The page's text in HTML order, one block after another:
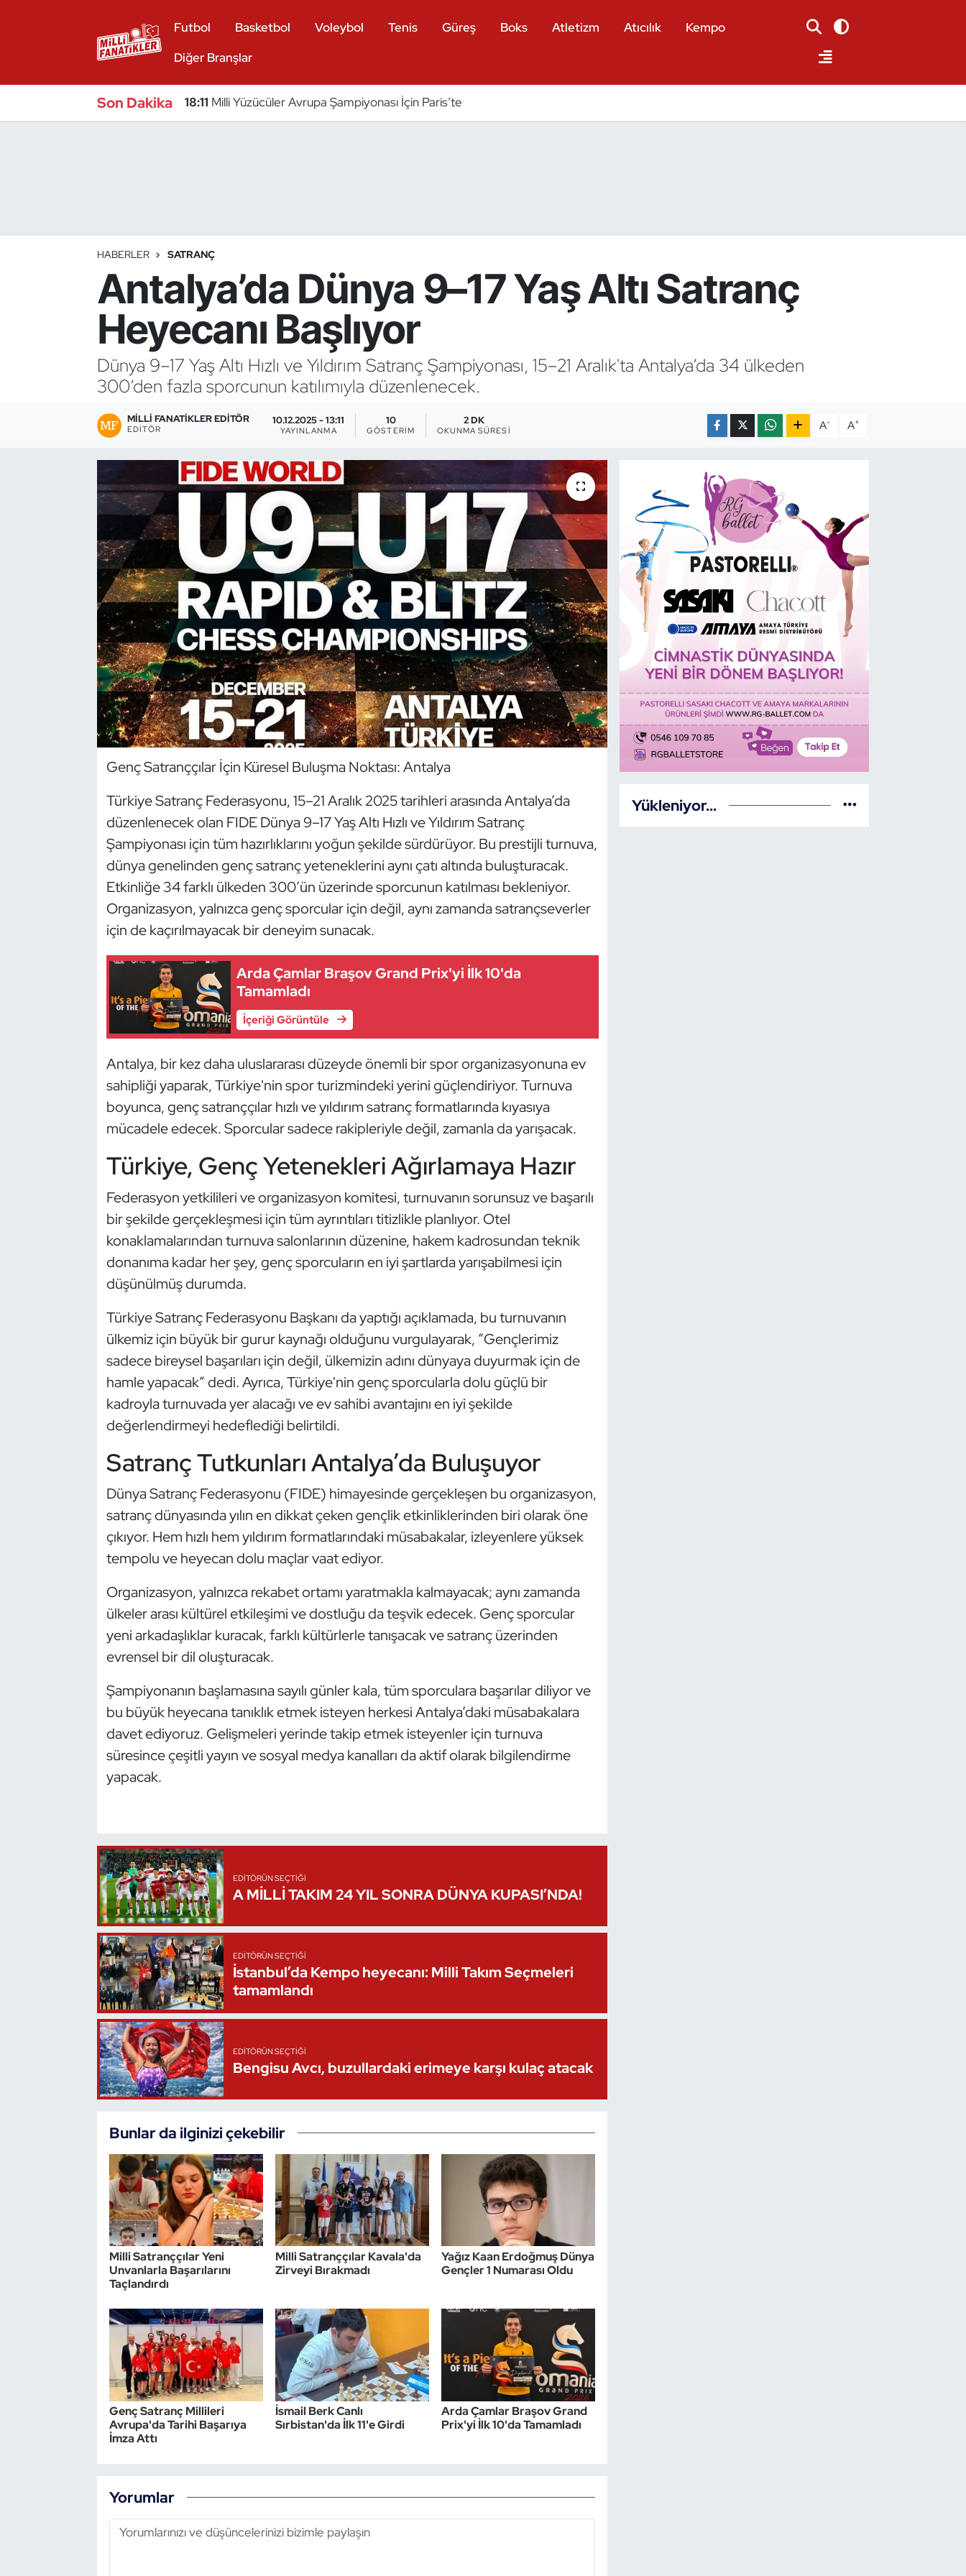
Futbol Basketbol Voleybol Tenis Güreş Boks Atletizm Atıcılık
Kempo
Diğer Branşlar
Son Dakika 18:11 Milli Yüzücüler Avrupa Şampiyonası İçin Paris’te
HABERLER SATRANÇ
Antalya’da Dünya 9–17 Yaş Altı Satranç
Heyecanı Başlıyor
Dünya 9–17 Yaş Altı Hızlı ve Yıldırım Satranç Şampiyonası, 15–21 Aralık'ta Antalya’da 34 ülkeden
300’den fazla sporcunun katılımıyla düzenlenecek.
MILLI FANATIKLER EDITÖR
EDITÖR
10.12.2025 - 13:11
YAYINLANMA
10
GÖSTERIM
2 DK
OKUNMA SÜRESI A- A+
Genç Satranççılar İçin Küresel Buluşma Noktası: Antalya
Türkiye Satranç Federasyonu, 15–21 Aralık 2025 tarihleri arasında Antalya’da
düzenlenecek olan FIDE Dünya 9–17 Yaş Altı Hızlı ve Yıldırım Satranç
Şampiyonası için tüm hazırlıklarını yoğun şekilde sürdürüyor. Bu prestijli turnuva,
dünya genelinden genç satranç yeteneklerini aynı çatı altında buluşturacak.
Etkinliğe 34 farklı ülkeden 300’ün üzerinde sporcunun katılması bekleniyor.
Organizasyon, yalnızca genç sporcular için değil, aynı zamanda satrançseverler
için de kaçırılmayacak bir deneyim sunacak.
Arda Çamlar Braşov Grand Prix'yi İlk 10'da
Tamamladı
İçeriği Görüntüle
Antalya, bir kez daha uluslararası düzeyde önemli bir spor organizasyonuna ev
sahipliği yaparak, Türkiye'nin spor turizmindeki yerini güçlendiriyor. Turnuva
boyunca, genç satranççılar hızlı ve yıldırım satranç formatlarında kıyasıya
mücadele edecek. Sporcular sadece rakipleriyle değil, zamanla da yarışacak.
Türkiye, Genç Yetenekleri Ağırlamaya Hazır
Federasyon yetkilileri ve organizasyon komitesi, turnuvanın sorunsuz ve başarılı
bir şekilde gerçekleşmesi için tüm ayrıntıları titizlikle planlıyor. Otel
konaklamalarından turnuva salonlarının düzenine, hakem kadrosundan teknik
donanıma kadar her şey, genç sporcuların en iyi şartlarda yarışabilmesi için
düşünülmüş durumda.
Türkiye Satranç Federasyonu Başkanı da yaptığı açıklamada, bu turnuvanın
ülkemiz için büyük bir gurur kaynağı olduğunu vurgulayarak, “Gençlerimiz
sadece bireysel başarıları için değil, ülkemizin adını dünyaya duyurmak için de
hamle yapacak” dedi. Ayrıca, Türkiye'nin genç sporcularla dolu güçlü bir
kadroyla turnuvada yer alacağı ve ev sahibi avantajını en iyi şekilde
değerlendirmeyi hedeflediği belirtildi.
Satranç Tutkunları Antalya’da Buluşuyor
Dünya Satranç Federasyonu (FIDE) himayesinde gerçekleşen bu organizasyon,
satranç dünyasında yılın en dikkat çeken gençlik etkinliklerinden biri olarak öne
çıkıyor. Hem hızlı hem yıldırım formatlarındaki müsabakalar, izleyenlere yüksek
tempolu ve heyecan dolu maçlar vaat ediyor.
Organizasyon, yalnızca rekabet ortamı yaratmakla kalmayacak; aynı zamanda
ülkeler arası kültürel etkileşimi ve dostluğu da teşvik edecek. Genç sporcular
yeni arkadaşlıklar kuracak, farklı kültürlerle tanışacak ve satranç üzerinden
evrensel bir dil oluşturacak.
Şampiyonanın başlamasına sayılı günler kala, tüm sporculara başarılar diliyor ve
bu büyük heyecana tanıklık etmek isteyen herkesi Antalya’daki müsabakalara
davet ediyoruz. Gelişmeleri yerinde takip etmek isteyenler için turnuva
süresince çeşitli yayın ve sosyal medya kanalları da aktif olarak bilgilendirme
yapacak.
EDITÖRÜN SEÇTIĞI
A MİLLİ TAKIM 24 YIL SONRA DÜNYA KUPASI’NDA!
EDITÖRÜN SEÇTIĞI
İstanbul’da Kempo heyecanı: Milli Takım Seçmeleri
tamamlandı
EDITÖRÜN SEÇTIĞI
Bengisu Avcı, buzullardaki erimeye karşı kulaç atacak
Bunlar da ilginizi çekebilir
Milli Satranççılar Yeni
Unvanlarla Başarılarını
Taçlandırdı
Milli Satranççılar Kavala'da
Zirveyi Bırakmadı
Yağız Kaan Erdoğmuş Dünya
Gençler 1 Numarası Oldu
Genç Satranç Millileri
Avrupa'da Tarihi Başarıya
İmza Attı
İsmail Berk Canlı
Sırbistan'da İlk 11'e Girdi
Arda Çamlar Braşov Grand
Prix'yi İlk 10'da Tamamladı
Yorumlar
Yükleniyor...
Bocce Bowling Dart
Buz Hokeyi
Buz Pateni
Cimnastik
Dans Sporları
Dövüş Sanatı
İşitme Engelli Sporcular
Judo ve Kuraş
Kano ve Rafting
Oryantiring
Özel Sporcular
Sualtı Sporları
Vücut Geliştirme Fitness
Wushu Kungfu